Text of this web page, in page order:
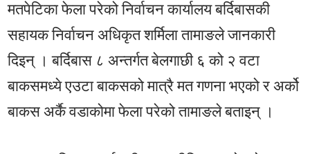
मतपेटिका फेला परेको निर्वाचन कार्यालय बर्दिबासकी
सहायक निर्वाचन अधिकृत शर्मिला तामाङले जानकारी
दिइन् । बर्दिबास ८ अन्तर्गत बेलगाछी ६ को २ वटा
बाकसमध्ये एउटा बाकसको मात्रै मत गणना भएको र अर्को
बाकस अर्कै वडाकोमा फेला परेको तामाङले बताइन् ।